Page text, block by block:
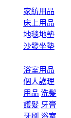
家紡用品
床上用品
地毯地墊
沙發坐墊
浴室用品
個人護理
用品 洗髮
護髮 牙膏
牙刷 浴室